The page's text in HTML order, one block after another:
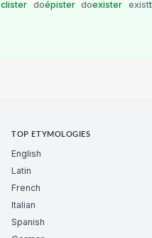
clister doépister doexister exist
TOP ETYMOLOGIES
English
Latin
French
Italian
Spanish